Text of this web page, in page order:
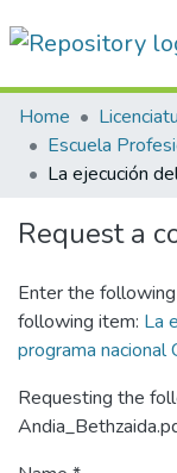
Communities &
All of DSpace
Normativas
Home
Request a
Enter the
following item: La
programa nacional
Requesting the